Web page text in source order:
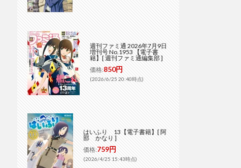
週刊ファミ通 2026年7月9日
増刊号 No.1953 【電子書
籍】[ 週刊ファミ通編集部 ]
価格:850円
(2026/6/25 20:40時点)
はいふり 13【電子書籍】[ 阿
部 かなり ]
価格:759円
(2026/4/25 15:43時点)